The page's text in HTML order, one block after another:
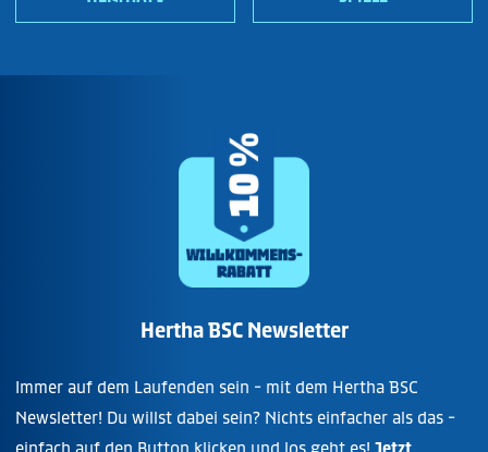
Hertha BSC Newsletter
Immer auf dem Laufenden sein - mit dem Hertha BSC
Newsletter! Du willst dabei sein? Nichts einfacher als das -